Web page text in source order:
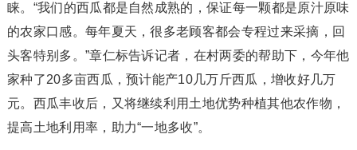
睐。“我们的西瓜都是自然成熟的，保证每一颗都是原汁原味
的农家口感。每年夏天，很多老顾客都会专程过来采摘，回
头客特别多。”章仁标告诉记者，在村两委的帮助下，今年他
家种了20多亩西瓜，预计能产10几万斤西瓜，增收好几万
元。西瓜丰收后，又将继续利用土地优势种植其他农作物，
提高土地利用率，助力“一地多收”。